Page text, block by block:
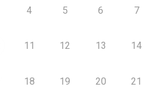
4 5 6 7
11 12 13 14
18 19 20 21